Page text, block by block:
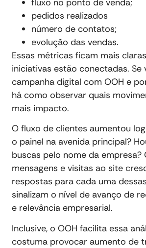
fluxo no ponto de venda;
pedidos realizados
número de contatos;
evolução das vendas.
Essas métricas ficam mais
iniciativas estão conectadas. Se
campanha digital com OOH e
há como observar quais
mais impacto.
O fluxo de clientes aumentou
o painel na avenida principal?
buscas pelo nome da empresa?
mensagens e visitas ao site
respostas para cada uma
sinalizam o nível de avanço de
e relevância empresarial.
Inclusive, o OOH facilita essa
costuma provocar aumento de